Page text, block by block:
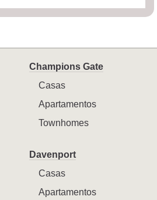
Champions Gate
Casas
Apartamentos
Townhomes
Davenport
Casas
Apartamentos